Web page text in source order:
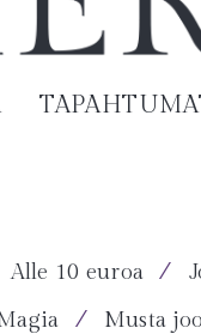
Alle 10 euroa ⁄
⁄ Musta